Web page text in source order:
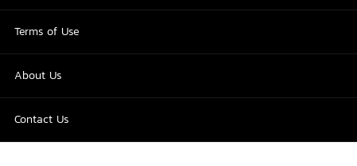
Terms of Use
About Us
Contact Us